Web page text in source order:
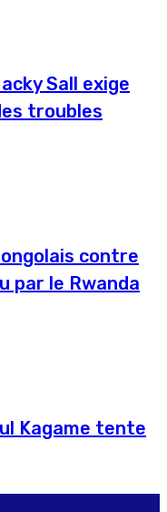
Sall exige
troubles
contre
par le Rwanda
Kagame tente